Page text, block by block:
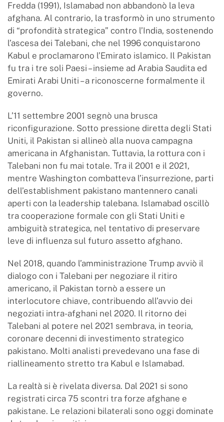
Fredda (1991), Islamabad non abbandonò la leva
afghana. Al contrario, la trasformò in uno strumento
di “profondità strategica” contro l’India, sostenendo
l’ascesa dei Talebani, che nel 1996 conquistarono
Kabul e proclamarono l’Emirato islamico. Il Pakistan
fu tra i tre soli Paesi – insieme ad Arabia Saudita ed
Emirati Arabi Uniti – a riconoscerne formalmente il
governo.
L’11 settembre 2001 segnò una brusca
riconfigurazione. Sotto pressione diretta degli Stati
Uniti, il Pakistan si allineò alla nuova campagna
americana in Afghanistan. Tuttavia, la rottura con i
Talebani non fu mai totale. Tra il 2001 e il 2021,
mentre Washington combatteva l’insurrezione, parti
dell’establishment pakistano mantennero canali
aperti con la leadership talebana. Islamabad oscillò
tra cooperazione formale con gli Stati Uniti e
ambiguità strategica, nel tentativo di preservare
leve di influenza sul futuro assetto afghano.
Nel 2018, quando l’amministrazione Trump avviò il
dialogo con i Talebani per negoziare il ritiro
americano, il Pakistan tornò a essere un
interlocutore chiave, contribuendo all’avvio dei
negoziati intra-afghani nel 2020. Il ritorno dei
Talebani al potere nel 2021 sembrava, in teoria,
coronare decenni di investimento strategico
pakistano. Molti analisti prevedevano una fase di
riallineamento stretto tra Kabul e Islamabad.
La realtà si è rivelata diversa. Dal 2021 si sono
registrati circa 75 scontri tra forze afghane e
pakistane. Le relazioni bilaterali sono oggi dominate